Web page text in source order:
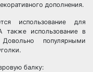
дополнения.
использование для
также использование в
популярными
балку: